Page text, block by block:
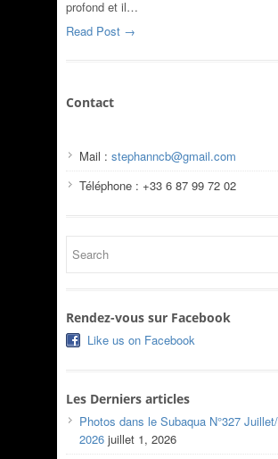
profond et il…
Read Post →
Contact
Mail : stephanncb@gmail.com
Téléphone : +33 6 87 99 72 02
Rendez-vous sur Facebook
Like us on Facebook
Les Derniers articles
Photos dans le Subaqua N°327
2026 juillet 1, 2026